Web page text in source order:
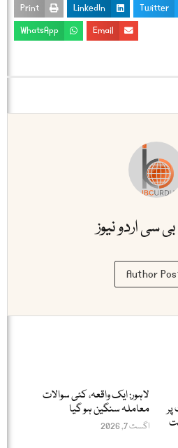
Twitter
LinkedIn
Print
Email
WhatsApp
سی اردو نیوز
Author
لاہور: ایک واقعہ، کئی سوالات
معاملہ سنگین ہو گیا
اگست 7, 2026